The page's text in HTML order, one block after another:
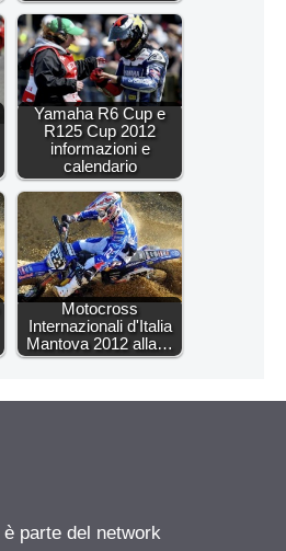
Yamaha R6 Cup e
R125 Cup 2012
informazioni e
calendario
Motocross
Internazionali d'Italia
Mantova 2012 alla…
parte del network